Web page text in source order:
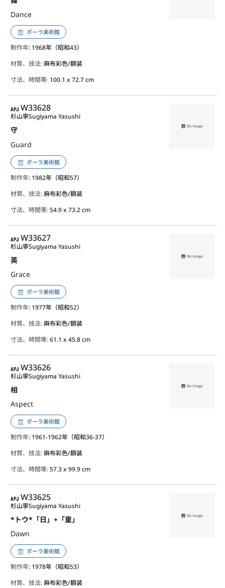
Dance
ポーラ美術館
制作年: 1968年（昭和43）
材質、技法:麻布彩色/額装
寸法、時間等: 100.1 x 72.7 cm
APJ
W33628
守
Guard
杉山寧Sugiyama Yasushi
ポーラ美術館
制作年: 1982年（昭和57）
材質、技法:麻布彩色/額装
寸法、時間等:54.9 x 73.2 cm
APJ
W33627
英
Grace
杉山寧Sugiyama Yasushi
ポーラ美術館
制作年: 1977年（昭和52）
材質、技法:麻布彩色/額装
寸法、時間等:61.1 x 45.8 cm
APJ
W33626
相
Aspect
杉山寧Sugiyama Yasushi
ポーラ美術館
制作年: 1961-1962年（昭和36-37）
材質、技法:麻布彩色/額装
寸法、時間等:57.3 x 99.9 cm
APJ
W33625
*トウ*「日」+「童」
Dawn
杉山寧Sugiyama Yasushi
ポーラ美術館
制作年: 1978年（昭和53）
材質、技法:麻布彩色/額装